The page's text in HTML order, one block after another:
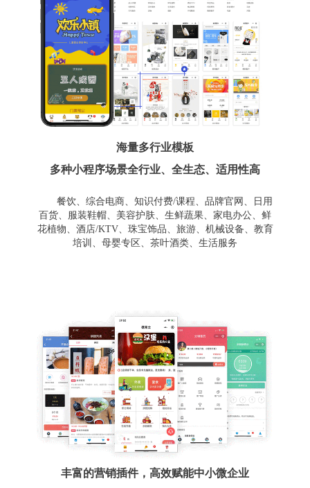
海量多行业模板
多种小程序场景全行业、全生态、适用性高
餐饮、综合电商、知识付费/课程、品牌官网、日用
百货、服装鞋帽、美容护肤、生鲜蔬果、家电办公、鲜
花植物、酒店/KTV、珠宝饰品、旅游、机械设备、教育
培训、母婴专区、茶叶酒类、生活服务
丰富的营销插件，高效赋能中小微企业